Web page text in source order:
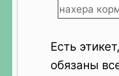
нахера
Есть
обязаны